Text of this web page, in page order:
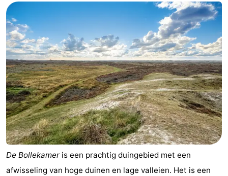
De Bollekamer is een prachtig duingebied met een
afwisseling van hoge duinen en lage valleien. Het is een